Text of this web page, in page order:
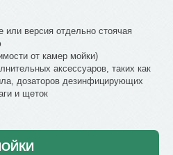
или версия отдельно стоячая
от камер мойки)
аксессуаров, таких как
дозаторов дезинфицирующих
и щеток